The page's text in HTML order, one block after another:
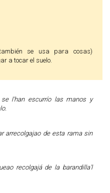
a tocar el suelo.
se l'han escurrío las manos y
arrecolgajao de esta rama sin
recolgajá de la barandilla'l